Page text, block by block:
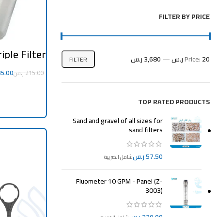
FILTER BY PRICE
FILTER Price:20 ر.س —3,680 ر.س
TOP RATED PRODUCTS
Sand and gravel of all sizes for
sand filters
ر.س
Fluometer 10 GPM - Panel (Z-
3003)
Filter
3-Stage
Unit
215.00ر.س